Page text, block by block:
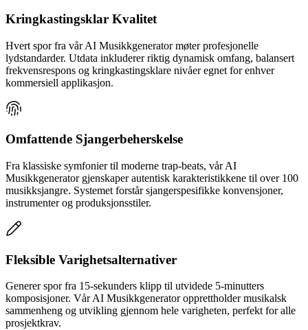
Kringkastingsklar Kvalitet
Hvert spor fra vår AI Musikkgenerator møter profesjonelle
lydstandarder. Utdata inkluderer riktig dynamisk omfang, balansert
frekvensrespons og kringkastingsklare nivåer egnet for enhver
kommersiell applikasjon.
Omfattende Sjangerbeherskelse
Fra klassiske symfonier til moderne trap-beats, vår AI
Musikkgenerator gjenskaper autentisk karakteristikkene til over 100
musikksjangre. Systemet forstår sjangerspesifikke konvensjoner,
instrumenter og produksjonsstiler.
Fleksible Varighetsalternativer
Generer spor fra 15-sekunders klipp til utvidede 5-minutters
komposisjoner. Vår AI Musikkgenerator opprettholder musikalsk
sammenheng og utvikling gjennom hele varigheten, perfekt for alle
prosjektkrav.